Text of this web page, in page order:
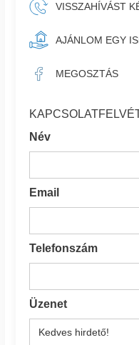
VISSZAHÍVÁST
AJÁNLOM EGY
MEGOSZTÁS
Név
Email
Telefonszám
Üzenet